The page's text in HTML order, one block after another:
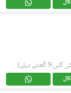
کال
گھنٹے پہلے)
کال